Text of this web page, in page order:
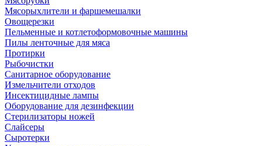
Мясорыхлители и фаршемешалки
Овощерезки
Пельменные и котлетоформовочные машины
Пилы ленточные для мяса
Протирки
Рыбочистки
Санитарное оборудование
Измельчители отходов
Инсектицидные лампы
Оборудование для дезинфекции
Стерилизаторы ножей
Слайсеры
Сыротерки